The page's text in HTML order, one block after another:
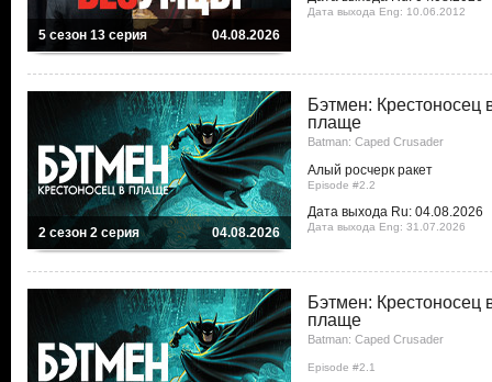
5 сезон 13 серия 04.08.2026
Дата выхода Eng: 10.06.2012
2 сезон 2 серия 04.08.2026
Бэтмен: Крестоносец
плаще
Batman: Caped Crusader
Алый росчерк ракет
Episode #2.2
Дата выхода Ru: 04.08.2026
Дата выхода Eng: 31.07.2026
Бэтмен: Крестоносец
плаще
Batman: Caped Crusader
Episode #2.1